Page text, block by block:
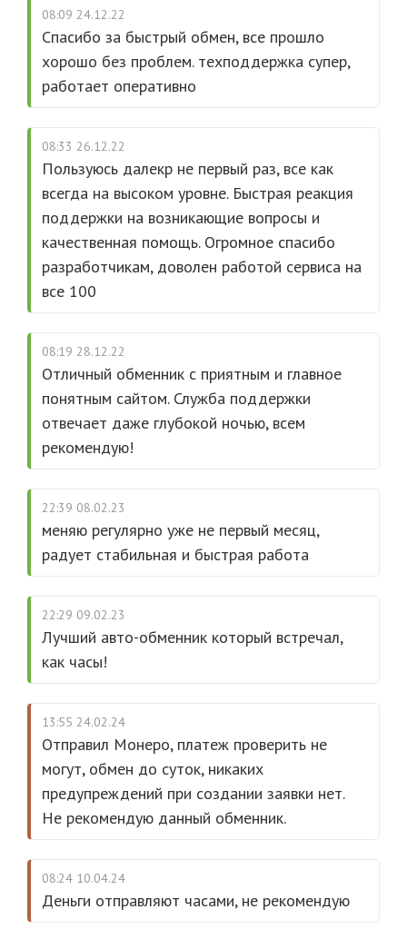
08:09 24.12.22
Спасибо за быстрый обмен, все прошло
хорошо без проблем. техподдержка супер,
работает оперативно
08:33 26.12.22
Пользуюсь далекр не первый раз, все как
всегда на высоком уровне. Быстрая реакция
поддержки на возникающие вопросы и
качественная помощь. Огромное спасибо
разработчикам, доволен работой сервиса на
все 100
08:19 28.12.22
Отличный обменник с приятным и главное
понятным сайтом. Служба поддержки
отвечает даже глубокой ночью, всем
рекомендую!
22:39 08.02.23
меняю регулярно уже не первый месяц,
радует стабильная и быстрая работа
22:29 09.02.23
Лучший авто-обменник который встречал,
как часы!
13:55 24.02.24
Отправил Монеро, платеж проверить не
могут, обмен до суток, никаких
предупреждений при создании заявки нет.
Не рекомендую данный обменник.
08:24 10.04.24
Деньги отправляют часами, не рекомендую